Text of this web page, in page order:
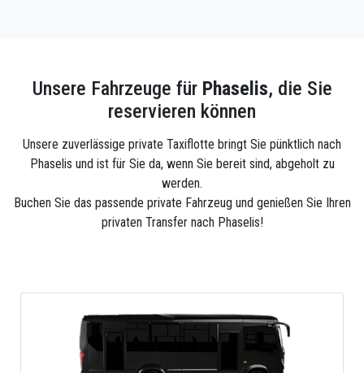
Unsere Fahrzeuge für Phaselis, die Sie
reservieren können
Unsere zuverlässige private Taxiflotte bringt Sie pünktlich nach
Phaselis und ist für Sie da, wenn Sie bereit sind, abgeholt zu
werden.
Buchen Sie das passende private Fahrzeug und genießen Sie Ihren
privaten Transfer nach Phaselis!